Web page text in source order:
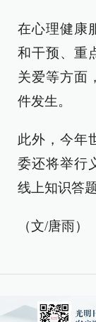
在心理健康
和干预、重
关爱等方面
件发生。
此外，今年
委还将举行
线上知识答
（文/唐雨）